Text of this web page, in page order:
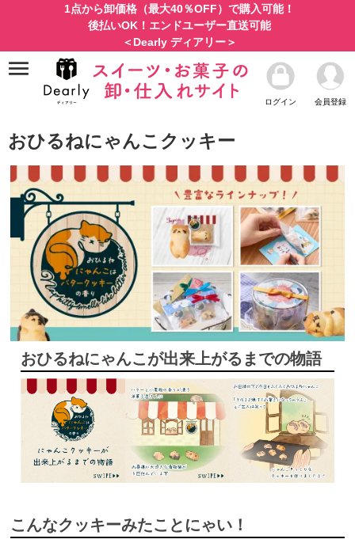
1点から卸価格（最大40％OFF）で購入可能！
後払いOK！エンドユーザー直送可能
＜Dearly ディアリー＞
ログイン 会員登録
おひるねにゃんこクッキー
おひるねにゃんこが出来上がるまでの物語
こんなクッキーみたことにゃい！